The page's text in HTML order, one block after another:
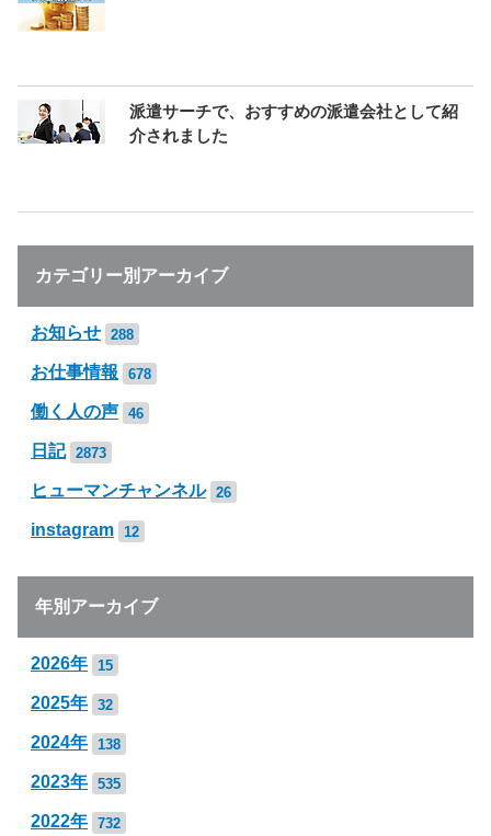
派遣サーチで、おすすめの派遣会社として紹
介されました
カテゴリー別アーカイブ
お知らせ 288
お仕事情報 678
働く人の声 46
日記 2873
ヒューマンチャンネル 26
instagram 12
年別アーカイブ
2026年 15
2025年 32
2024年 138
2023年 535
2022年 732